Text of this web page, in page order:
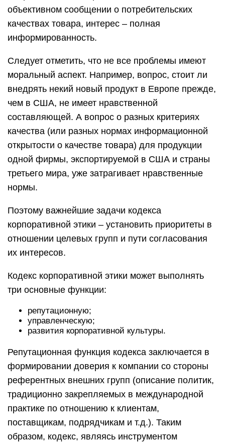
объективном сообщении о потребительских
качествах товара, интерес – полная
информированность.
Следует отметить, что не все проблемы имеют
моральный аспект. Например, вопрос, стоит ли
внедрять некий новый продукт в Европе прежде,
чем в США, не имеет нравственной
составляющей. А вопрос о разных критериях
качества (или разных нормах информационной
открытости о качестве товара) для продукции
одной фирмы, экспортируемой в США и страны
третьего мира, уже затрагивает нравственные
нормы.
Поэтому важнейшие задачи кодекса
корпоративной этики – установить приоритеты в
отношении целевых групп и пути согласования
их интересов.
Кодекс корпоративной этики может выполнять
три основные функции:
репутационную;
управленческую;
развития корпоративной культуры.
Репутационная функция кодекса заключается в
формировании доверия к компании со стороны
референтных внешних групп (описание политик,
традиционно закрепляемых в международной
практике по отношению к клиентам,
поставщикам, подрядчикам и т.д.). Таким
образом, кодекс, являясь инструментом